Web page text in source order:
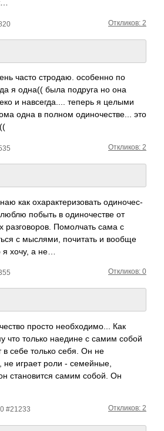
Откликов: 2
часто стро­даю. особ­енно по
я одна(( была подруга но она
и навс­егда­.... теперь я целыми
одна в полном один­очес­тве... это
Откликов: 2
как охар­акте­ризо­вать один­очес­
побыть в один­очес­тве от
разг­овор­ов. Помо­лчать сама с
с мысл­ями, почи­тать и вообще
я хочу, а не…
Откликов: 0
просто необходимо... Как
что только наедине с самим собой
в себе только себя. Он не
не играет роли - семейные,
становится самим собой. Он
#21233 Откликов: 2